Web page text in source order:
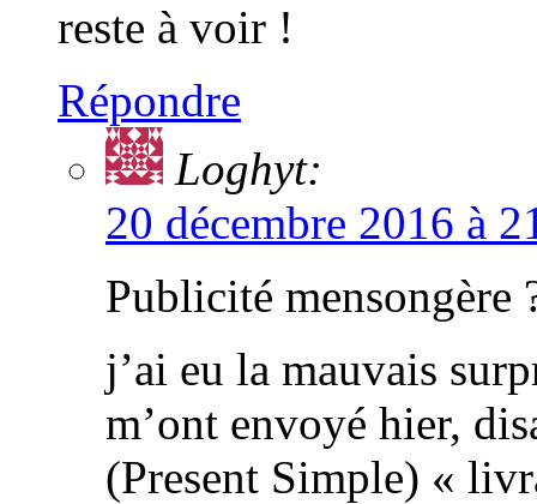
reste à voir !
Répondre
Loghyt:
20 décembre 2016 à
Publicité mensongère
j’ai eu la mauvais
m’ont envoyé hier,
(Present Simple) «